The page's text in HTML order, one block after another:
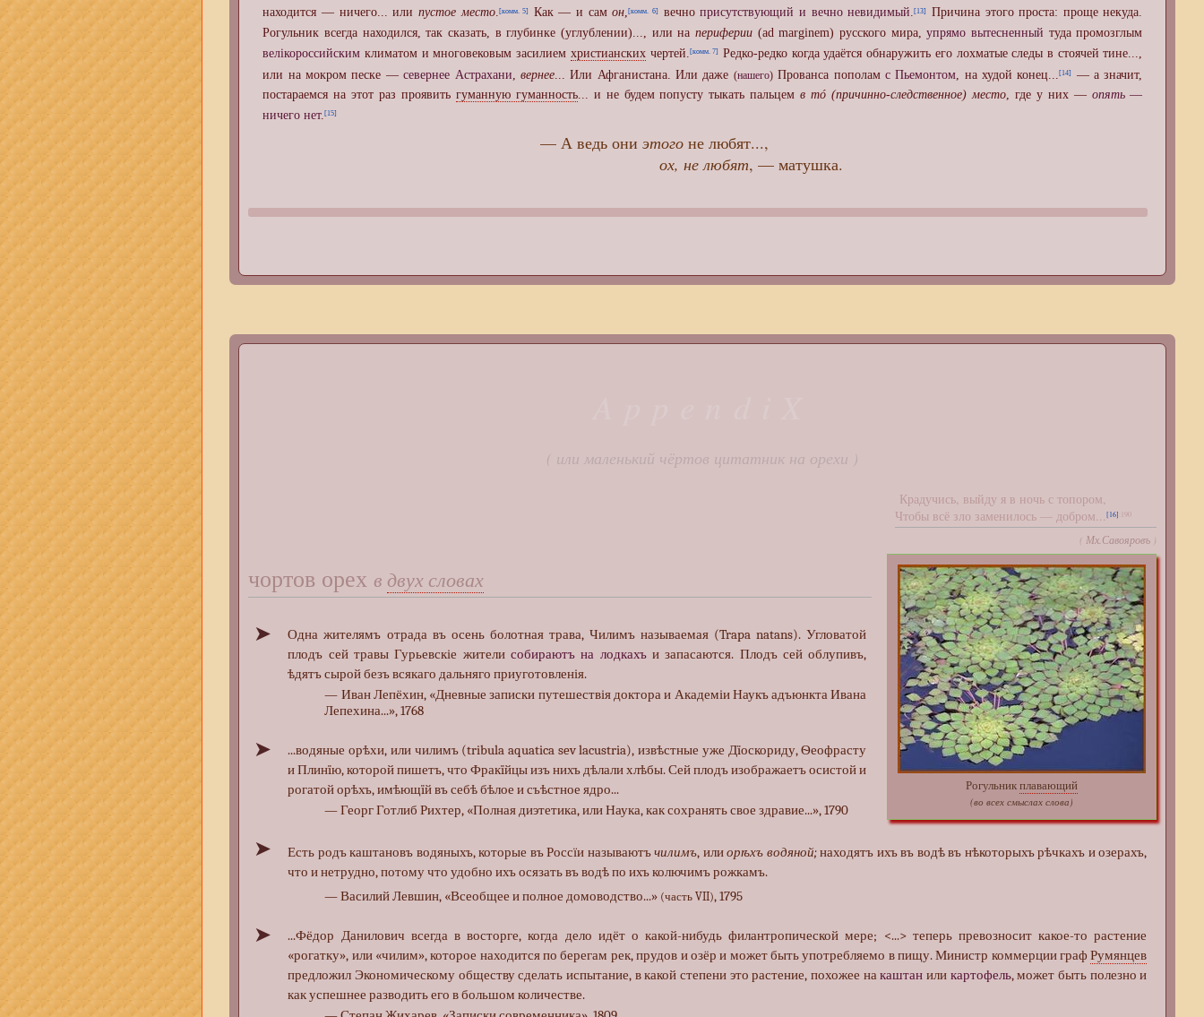
находится — ничего... или пустое место.[комм. 5] Как — и самон,[комм. 6] вечноприсутствующий и вечно невидимый.[13]
Причина этого проста: проще некуда.
Рогульник всегда находился, так сказать, в глубинке (углублении)..., или напериферии (ad marginem) русского мира,упрямо вытесненный туда промозглым
велiкороссийским климатом и многовековым засилием христианскихчертей. [комм. 7]
Редко-редко когда удаётся обнаружить его лохматые следы в стоячей тине...,
или на мокром песке —севернее Астрахани, вернее... Или Афганистана. Или даже (нашего)Прованса пополам с Пьемонтом, на худой конец...[14]
— а значит,
постараемся на этот раз проявить гуманную гуманность... и не будем попусту тыкать пальцемв тó (причинно-следственное) место, где у них — опять—
ничего нет.[15]
— А ведь они этогоне любят...,
ох, не любят, — матушка.
( или маленький чёртов цитатник на орехи )
Крадучись, выйду я в ночь с топором,
Чтобы всё зло заменилось — добром...[16] :190
( Мх.Савояровъ )
Рогульникплавающий
(во всех смыслах слова)
чортов орех в двух словах
➤
Одна жителямъ отрада въ осень болотная трава, Чилимъ называемая (Trapa natans). Угловатой
плодъ сей травы Гурьевскіе жителисобираютъ на лодкахъи запасаются. Плодъ сей облупивъ,
ѣдятъ сырой безъ всякаго дальняго приуготовленія.
— Иван Лепёхин, «Дневные записки путешествія доктора и Академіи Наукъ адъюнкта Ивана
Лепехина...», 1768
➤
...водяные орѣхи, или чилимъ (tribula aquatica sev lacustria), извѣстные уже Дïоскориду, Ѳеофрасту
и Плинïю, которой пишетъ, что Фракïйцы изъ нихъ дѣлали хлѣбы. Сей плодъ изображаетъ осистой и
рогатой орѣхъ, имѣющïй въ себѣ бѣлое и съѣстное ядро...
— Георг Готлиб Рихтер, «Полная диэтетика, или Наука, как сохранять свое здравие...», 1790
➤ Есть родъ каштановъ водяныхъ, которые въ Россїи называютъчилимъ, илиорѣхъ водяной;находятъ ихъ въ водѣ въ нѣкоторыхъ рѣчкахъ и озерахъ,
что и нетрудно, потому что удобно ихъ осязать въ водѣ по ихъ колючимъ рожкамъ.
— Василий Левшин, «Всеобщее и полное домоводство...» (часть VII), 1795
➤
...Фёдор Данилович всегда в восторге, когда дело идёт о какой-нибудь филантропической мере; <...> теперь превозносит какое-то растение
«рогатку», или «чилим», которое находится по берегам рек, прудов и озёр и может быть употребляемо в пищу. Министр коммерции графРумянцев
предложил Экономическому обществу сделать испытание, в какой степени это растение, похожее накаштан или картофель, может быть полезно и
как успешнее разводить его в большом количестве.